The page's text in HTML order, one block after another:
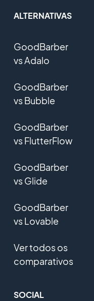
ALTERNATIVAS
GoodBarber
vs Adalo
GoodBarber
vs Bubble
GoodBarber
vs FlutterFlow
GoodBarber
vs Glide
GoodBarber
vs Lovable
Ver todos os
comparativos
SOCIAL